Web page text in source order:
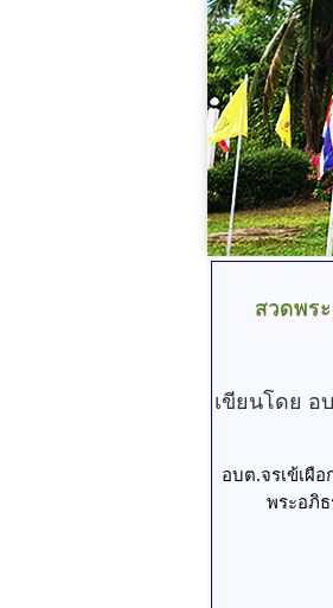
สวดพร
เขียนโดย อ
อบต.จรเข้เผื
พระอภิ